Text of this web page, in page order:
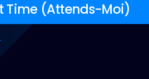
Time (Attends-Moi)